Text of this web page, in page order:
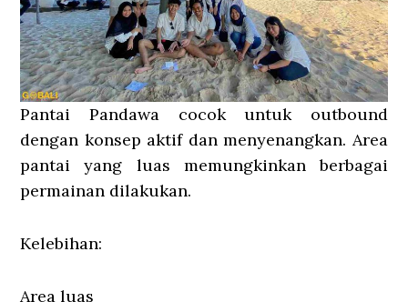
Pantai Pandawa cocok untuk outbound
dengan konsep aktif dan menyenangkan. Area
pantai yang luas memungkinkan berbagai
permainan dilakukan.
Kelebihan:
Area luas